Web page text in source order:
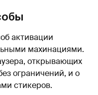
активации
махинациями.
открывающих
ограничений, и о
стикеров.